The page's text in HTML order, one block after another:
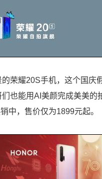
荣耀20S手机，这个国庆
也能用AI美颜完成美美的
中，售价仅为1899元起。